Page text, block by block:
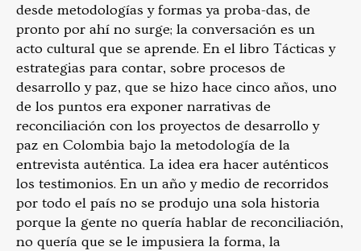
desde metodologías y formas ya proba-das, de
pronto por ahí no surge; la conversación es un
acto cultural que se aprende. En el libro Tácticas y
estrategias para contar, sobre procesos de
desarrollo y paz, que se hizo hace cinco años, uno
de los puntos era exponer narrativas de
reconciliación con los proyectos de desarrollo y
paz en Colombia bajo la metodología de la
entrevista auténtica. La idea era hacer auténticos
los testimonios. En un año y medio de recorridos
por todo el país no se produjo una sola historia
porque la gente no quería hablar de reconciliación,
no quería que se le impusiera la forma, la